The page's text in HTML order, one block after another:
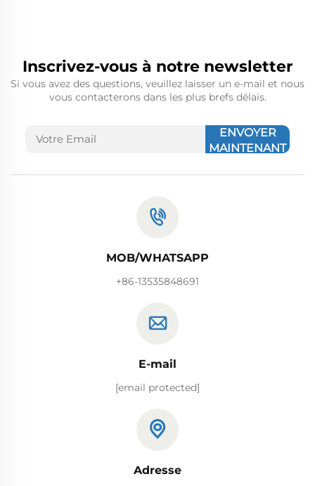
Inscrivez-vous à notre newsletter
Si vous avez des questions, veuillez laisser un e-mail et nous
vous contacterons dans les plus brefs délais.
ENVOYER
MAINTENANT
MOB/WHATSAPP
+86-13535848691
E-mail
[email protected]
Adresse